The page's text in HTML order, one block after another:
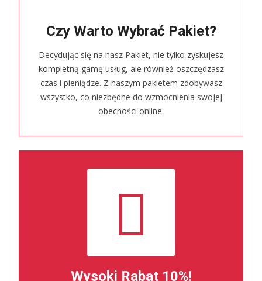
Czy Warto Wybrać Pakiet?
Decydując się na nasz Pakiet, nie tylko zyskujesz
kompletną gamę usług, ale również oszczędzasz
czas i pieniądze. Z naszym pakietem zdobywasz
wszystko, co niezbędne do wzmocnienia swojej
obecności online.
Wysoki Rabat 10%!